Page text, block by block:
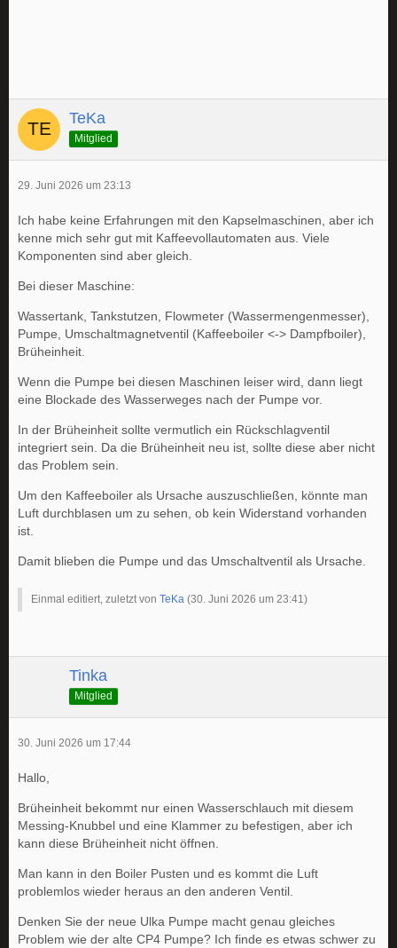
TeKa
Mitglied
29. Juni 2026 um 23:13
Ich habe keine Erfahrungen mit den Kapselmaschinen, aber ich
kenne mich sehr gut mit Kaffeevollautomaten aus. Viele
Komponenten sind aber gleich.
Bei dieser Maschine:
Wassertank, Tankstutzen, Flowmeter (Wassermengenmesser),
Pumpe, Umschaltmagnetventil (Kaffeeboiler <-> Dampfboiler),
Brüheinheit.
Wenn die Pumpe bei diesen Maschinen leiser wird, dann liegt
eine Blockade des Wasserweges nach der Pumpe vor.
In der Brüheinheit sollte vermutlich ein Rückschlagventil
integriert sein. Da die Brüheinheit neu ist, sollte diese aber nicht
das Problem sein.
Um den Kaffeeboiler als Ursache auszuschließen, könnte man
Luft durchblasen um zu sehen, ob kein Widerstand vorhanden
ist.
Damit blieben die Pumpe und das Umschaltventil als Ursache.
Einmal editiert, zuletzt von TeKa (30. Juni 2026 um 23:41)
Tinka
Mitglied
30. Juni 2026 um 17:44
Hallo,
Brüheinheit bekommt nur einen Wasserschlauch mit diesem
Messing-Knubbel und eine Klammer zu befestigen, aber ich
kann diese Brüheinheit nicht öffnen.
Man kann in den Boiler Pusten und es kommt die Luft
problemlos wieder heraus an den anderen Ventil.
Denken Sie der neue Ulka Pumpe macht genau gleiches
Problem wie der alte CP4 Pumpe? Ich finde es etwas schwer zu